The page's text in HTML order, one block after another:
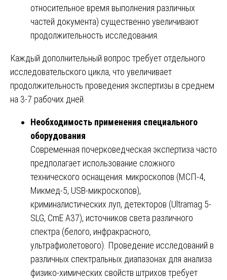
относительное время выполнения различных
частей документа) существенно увеличивают
продолжительность исследования.
Каждый дополнительный вопрос требует отдельного
исследовательского цикла, что увеличивает
продолжительность проведения экспертизы в среднем
на 3-7 рабочих дней.
Необходимость применения специального
оборудования
Современная почерковедческая экспертиза часто
предполагает использование сложного
технического оснащения: микроскопов (МСП-4,
Микмед-5, USB-микроскопов),
криминалистических луп, детекторов (Ultramag 5-
SLG, CmE A37), источников света различного
спектра (белого, инфракрасного,
ультрафиолетового). Проведение исследований в
различных спектральных диапазонах для анализа
физико-химических свойств штрихов требует